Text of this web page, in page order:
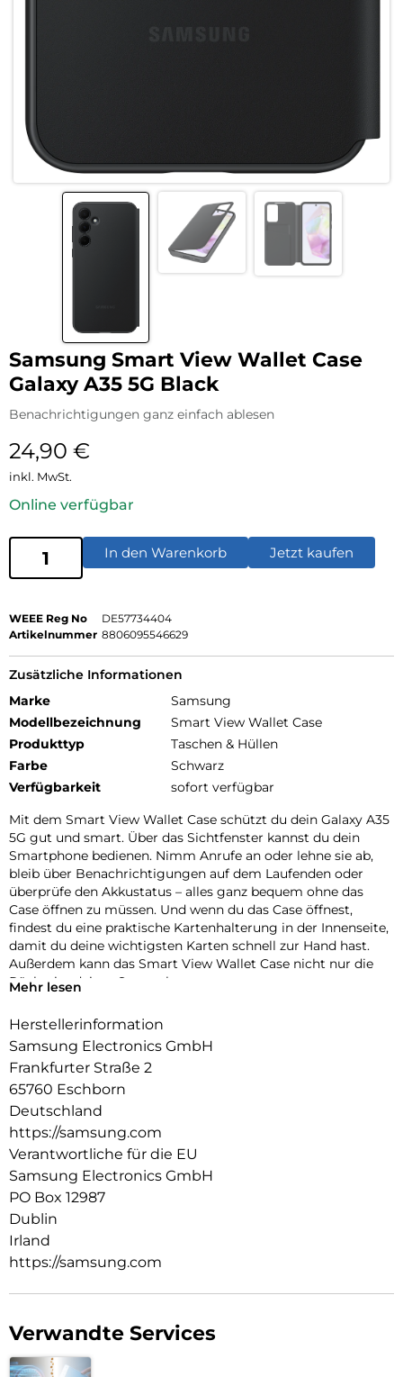
Samsung Smart View Wallet Case
Galaxy A35 5G Black
Benachrichtigungen ganz einfach ablesen
24,90 €
inkl. MwSt.
Online verfügbar
In den Warenkorb Jetzt kaufen
WEEE Reg No
DE57734404
Artikelnummer 8806095546629
Zusätzliche Informationen
Marke
Samsung
Modellbezeichnung
Smart View Wallet Case
Produkttyp
Taschen & Hüllen
Farbe
Schwarz
Verfügbarkeit
sofort verfügbar
Mit dem Smart View Wallet Case schützt du dein Galaxy A35
5G gut und smart. Über das Sichtfenster kannst du dein
Smartphone bedienen. Nimm Anrufe an oder lehne sie ab,
bleib über Benachrichtigungen auf dem Laufenden oder
überprüfe den Akkustatus – alles ganz bequem ohne das
Case öffnen zu müssen. Und wenn du das Case öffnest,
findest du eine praktische Kartenhalterung in der Innenseite,
damit du deine wichtigsten Karten schnell zur Hand hast.
Außerdem kann das Smart View Wallet Case nicht nur die
Rückseite deines Smartphones,
schützen.
Mehr lesen
Herstellerinformation
Samsung Electronics GmbH
Frankfurter Straße 2
65760 Eschborn
Deutschland
https://samsung.com
Verantwortliche für die EU
Samsung Electronics GmbH
PO Box 12987
Dublin
Irland
https://samsung.com
Verwandte Services